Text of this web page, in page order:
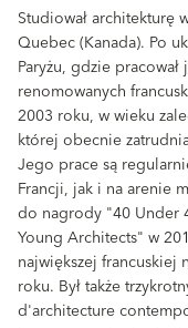
Studiował architekturę
Quebec (Kanada). Po
Paryżu, gdzie
renomowanych
2003 roku, w wieku
której obecnie
Jego prace są
Francji, jak i na arenie
do nagrody "40 Under
Young Architects" w
największej
roku. Był także
d'architecture